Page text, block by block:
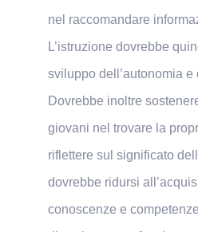
nel raccomandare
L’istruzione dovrebbe
sviluppo dell’autonomia
Dovrebbe inoltre
giovani nel trovare la
riflettere sul significato
dovrebbe ridursi
conoscenze e